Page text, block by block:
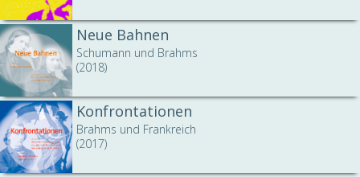
Neue Bahnen
Schumann und Brahms
(2018)
Konfrontationen
Brahms und Frankreich
(2017)